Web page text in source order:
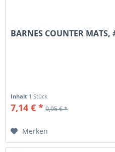
BARNES COUNTER MATS,
Inhalt 1 Stück
7,14 € * 9,95 € *
Merken